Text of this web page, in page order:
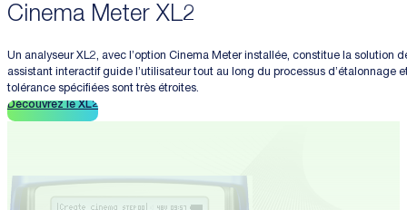
Cinema Meter XL2
Un analyseur XL2, avec l’option Cinema Meter installée, constitue la solution
assistant interactif guide l’utilisateur tout au long du processus
tolérance spécifiées sont très étroites.
Découvrez le XL2